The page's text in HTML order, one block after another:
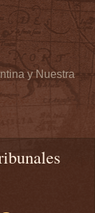
y Nuestra